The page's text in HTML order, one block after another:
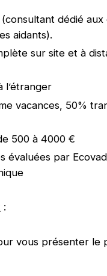
dédié
aidants).
sur site et à
l’étranger
vacances, 50%
500 à 4000 €
évaluées par
:
vous présenter